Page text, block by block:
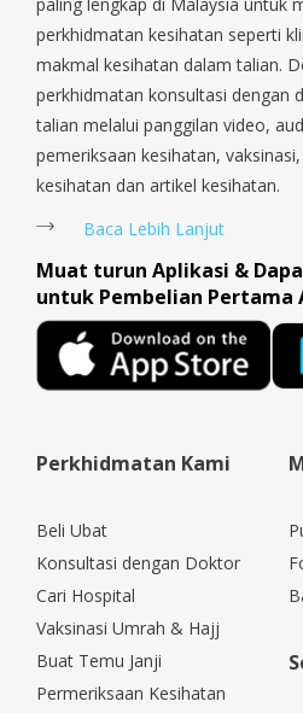
Payoh, Tanjong Pagar, Telok
Tengah, Upper East Coast, Upper
Woodlands, West Coast, Yishun, Yio
perkhidmatan kesihatan seperti
makmal kesihatan dalam talian.
perkhidmatan konsultasi dengan
talian melalui panggilan video,
pemeriksaan kesihatan,
kesihatan dan artikel kesihatan.
Baca Lebih Lanjut
Muat turun Aplikasi &
untuk Pembelian Pertama
Perkhidmatan Kami
Beli Ubat
Konsultasi dengan Doktor
Cari Hospital
Vaksinasi Umrah & Hajj
Buat Temu Janji
Permeriksaan Kesihatan